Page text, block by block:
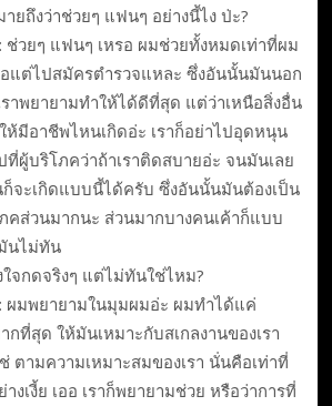
ยถึงว่าช่วยๆ แฟนๆ อย่างนี้ไง ป่ะ?
วยๆ แฟนๆ เหรอ ผมช่วยทั้งหมดเท่าที่ผม
แต่ไปสมัครตำรวจแหละ ซึ่งอันนั้นมันนอก
ราพยายามทำให้ได้ดีที่สุด แต่ว่าเหนือสิ่งอื่น
ห้มีอาชีพไหนเกิดอ่ะ เราก็อย่าไปอุดหนุน
ผู้บริโภคว่าถ้าเราติดสบายอ่ะ จนมันเลย
จะเกิดแบบนี้ได้ครับ ซึ่งอันนั้นมันต้องเป็น
คส่วนมากนะ ส่วนมากบางคนเค้าก็แบบ
นไม่ทัน
จกดจริงๆ แต่ไม่ทันใช่ไหม?
มพยายามในมุมผมอ่ะ ผมทำได้แค่
ที่สุด ให้มันเหมาะกับสเกลงานของเรา
ตามความเหมาะสมของเรา นั่นคือเท่าที่
งเงี้ย เออ เราก็พยายามช่วย หรือว่าการที่